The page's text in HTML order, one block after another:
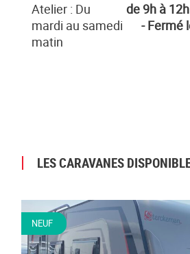
Atelier : Du
mardi au samedi
matin
de 9h à
- Fermé
LES CARAVANES
NEUF